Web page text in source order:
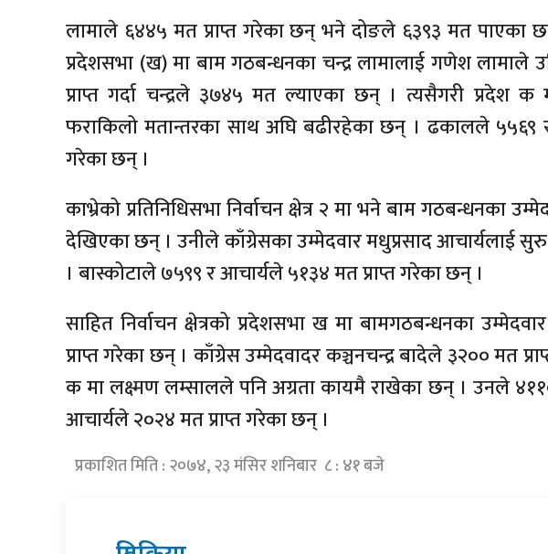
लामाले ६४४५ मत प्राप्त गरेका छन् भने दोङले ६३९३ मत पाएका छन्
प्रदेशसभा (ख) मा बाम गठबन्धनका चन्द्र लामालाई गणेश
प्राप्त गर्दा चन्द्रले ३७४५ मत ल्याएका छन् । त्यसैगरी प्रदेश
फराकिलो मतान्तरका साथ अघि बढीरहेका छन् । ढकालले ५५६९
गरेका छन् ।
काभ्रेको प्रतिनिधिसभा निर्वाचन क्षेत्र २ मा भने बाम गठबन्धनका
देखिएका छन् । उनीले काँग्रेसका उम्मेदवार मधुप्रसाद आचार्यलाई
। बास्कोटाले ७५९९ र आचार्यले ५१३४ मत प्राप्त गरेका छन् ।
साहित निर्वाचन क्षेत्रको प्रदेशसभा ख मा बामगठबन्धनका
प्राप्त गरेका छन् । काँग्रेस उम्मेदवादर कञ्चनचन्द्र बादेले ३२०० मत
क मा लक्ष्मण लम्सालले पनि अग्रता कायमै राखेका छन् । उनले
आचार्यले २०२४ मत प्राप्त गरेका छन् ।
प्रकाशित मिति : २०७४, २३ मंसिर शनिबार ८ : ४१ बजे